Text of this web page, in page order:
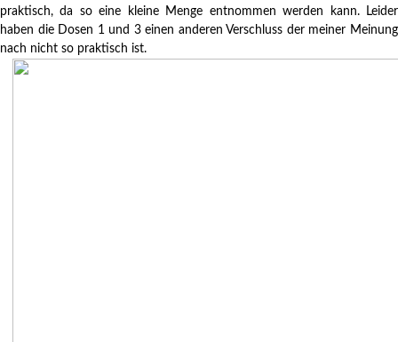
praktisch, da so eine kleine Menge entnommen werden kann. Leider
haben die Dosen 1 und 3 einen anderen Verschluss der meiner Meinung
nach nicht so praktisch ist.